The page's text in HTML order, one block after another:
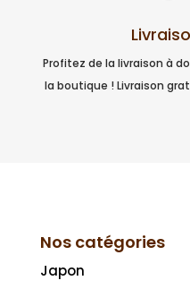
Profitez de la livraison à
la boutique ! Livraison
Nos catégories
Japon